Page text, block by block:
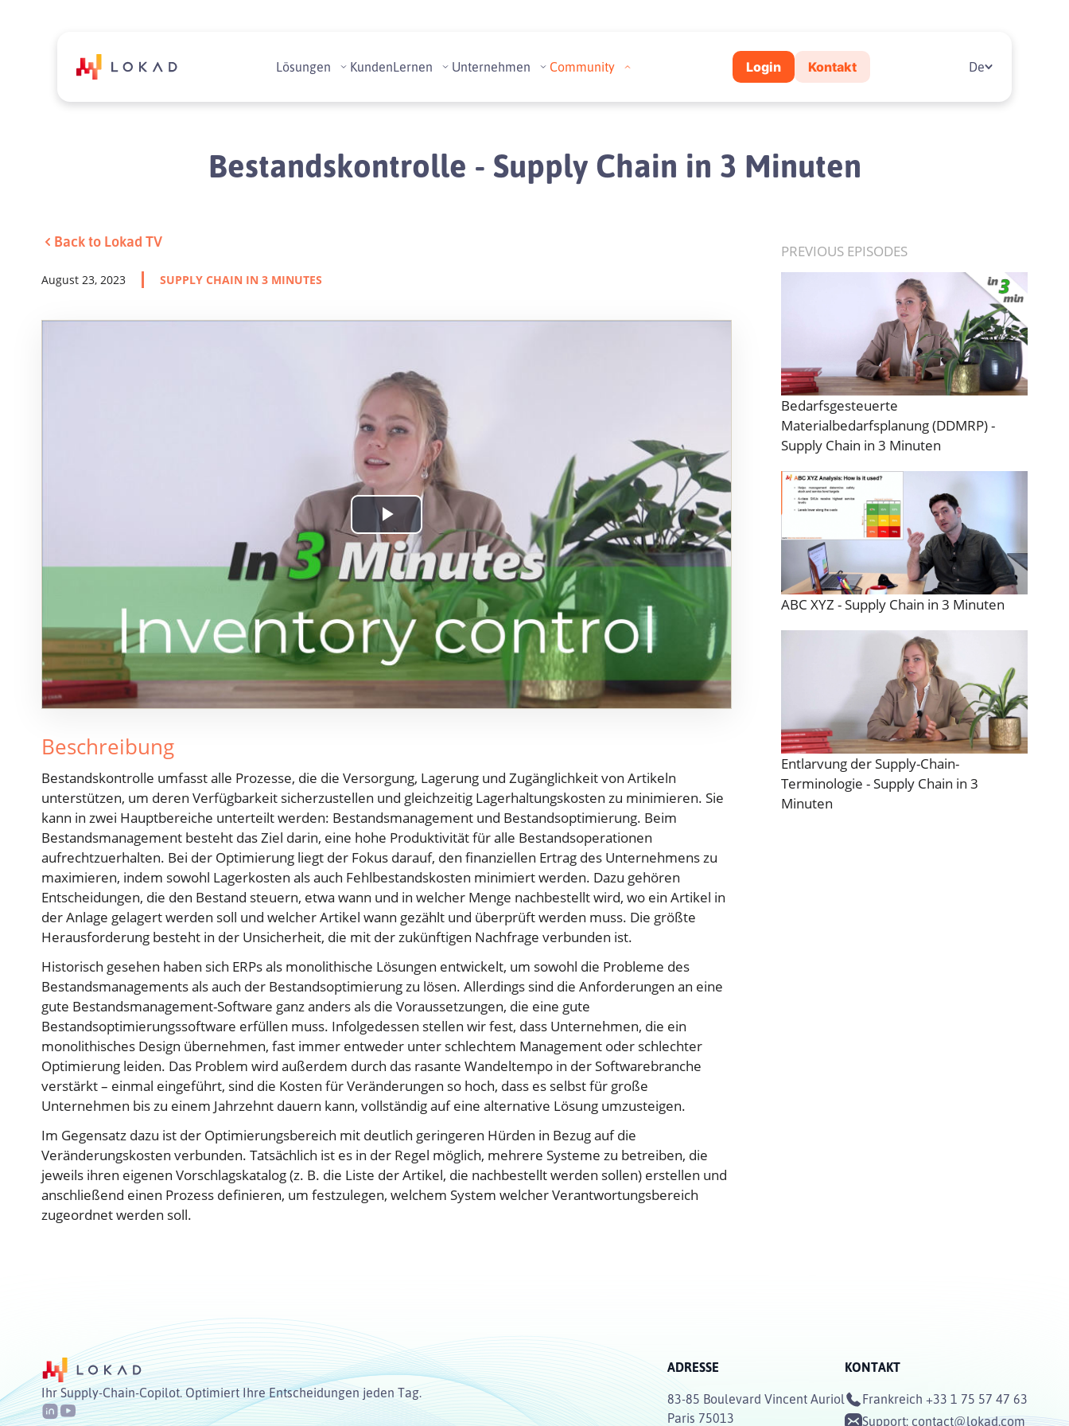
Lösungen KundenLernen Unternehmen Community Login Kontakt De
Bestandskontrolle - Supply Chain in 3 Minuten
Back to Lokad TV
August 23, 2023 SUPPLY CHAIN IN 3 MINUTES
Play
Video
Beschreibung
Bestandskontrolle umfasst alle Prozesse, die die Versorgung, Lagerung und Zugänglichkeit von Artikeln
unterstützen, um deren Verfügbarkeit sicherzustellen und gleichzeitig Lagerhaltungskosten zu minimieren. Sie
kann in zwei Hauptbereiche unterteilt werden: Bestandsmanagement und Bestandsoptimierung. Beim
Bestandsmanagement besteht das Ziel darin, eine hohe Produktivität für alle Bestandsoperationen
aufrechtzuerhalten. Bei der Optimierung liegt der Fokus darauf, den finanziellen Ertrag des Unternehmens zu
maximieren, indem sowohl Lagerkosten als auch Fehlbestandskosten minimiert werden. Dazu gehören
Entscheidungen, die den Bestand steuern, etwa wann und in welcher Menge nachbestellt wird, wo ein Artikel in
der Anlage gelagert werden soll und welcher Artikel wann gezählt und überprüft werden muss. Die größte
Herausforderung besteht in der Unsicherheit, die mit der zukünftigen Nachfrage verbunden ist.
Historisch gesehen haben sich ERPs als monolithische Lösungen entwickelt, um sowohl die Probleme des
Bestandsmanagements als auch der Bestandsoptimierung zu lösen. Allerdings sind die Anforderungen an eine
gute Bestandsmanagement-Software ganz anders als die Voraussetzungen, die eine gute
Bestandsoptimierungssoftware erfüllen muss. Infolgedessen stellen wir fest, dass Unternehmen, die ein
monolithisches Design übernehmen, fast immer entweder unter schlechtem Management oder schlechter
Optimierung leiden. Das Problem wird außerdem durch das rasante Wandeltempo in der Softwarebranche
verstärkt – einmal eingeführt, sind die Kosten für Veränderungen so hoch, dass es selbst für große
Unternehmen bis zu einem Jahrzehnt dauern kann, vollständig auf eine alternative Lösung umzusteigen.
Im Gegensatz dazu ist der Optimierungsbereich mit deutlich geringeren Hürden in Bezug auf die
Veränderungskosten verbunden. Tatsächlich ist es in der Regel möglich, mehrere Systeme zu betreiben, die
jeweils ihren eigenen Vorschlagskatalog (z. B. die Liste der Artikel, die nachbestellt werden sollen) erstellen und
anschließend einen Prozess definieren, um festzulegen, welchem System welcher Verantwortungsbereich
zugeordnet werden soll.
PREVIOUS EPISODES
Bedarfsgesteuerte
Materialbedarfsplanung (DDMRP) -
Supply Chain in 3 Minuten
ABC XYZ - Supply Chain in 3 Minuten
Entlarvung der Supply-Chain-
Terminologie - Supply Chain in 3
Minuten
Ihr Supply-Chain-Copilot. Optimiert Ihre Entscheidungen jeden Tag.
ADRESSE
83-85 Boulevard Vincent Auriol
Paris 75013
KONTAKT
Frankreich +33 1 75 57 47 63
Support: contact@lokad.com